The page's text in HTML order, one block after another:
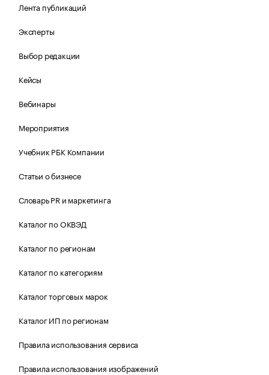
Лента публикаций
Эксперты
Выбор редакции
Кейсы
Вебинары
Мероприятия
Учебник РБК Компании
Статьи о бизнесе
Словарь PR и маркетинга
Каталог по ОКВЭД
Каталог по регионам
Каталог по категориям
Каталог торговых марок
Каталог ИП по регионам
Правила использования сервиса
Правила использования изображений